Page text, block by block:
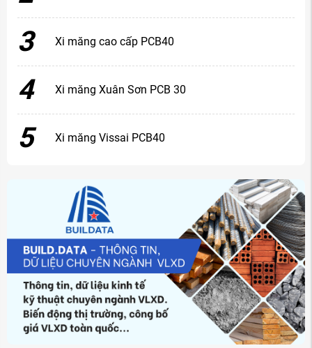
3 Xi măng cao cấp PCB40
4 Xi măng Xuân Sơn PCB 30
5 Xi măng Vissai PCB40